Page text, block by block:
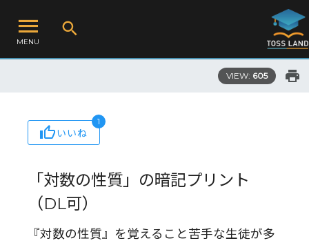
MENU
VIEW: 605
いいね
1
「対数の性質」の暗記プリント
（DL可）
『対数の性質』を覚えること苦手な生徒が多